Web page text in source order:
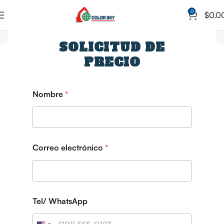
SOLICITUD DE
PRECIO
*
T
l
*
Nombre *
Correo electrónico *
Tel/ WhatsApp
0 $